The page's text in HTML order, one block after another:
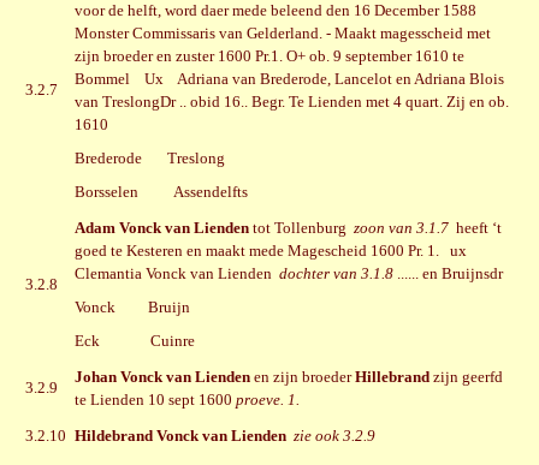
3.2.7
voor de helft, word daer mede beleend den 16 December 1588
Monster Commissaris van Gelderland. - Maakt magesscheid met
zijn broeder en zuster 1600 Pr.1. O+ ob. 9 september 1610 te
Bommel Ux Adriana van Brederode, Lancelot en Adriana Blois
van TreslongDr .. obid 16.. Begr. Te Lienden met 4 quart. Zij en ob.
1610
Brederode Treslong
Borsselen Assendelfts
3.2.8
Adam Vonck van Lienden tot Tollenburg zoon van 3.1.7 heeft ‘t
goed te Kesteren en maakt mede Magescheid 1600 Pr. 1. ux
Clemantia Vonck van Lienden dochter van 3.1.8 ...... en Bruijnsdr
Vonck Bruijn
Eck Cuinre
3.2.9
Johan Vonck van Lienden en zijn broederHillebrand zijn geerfd
te Lienden 10 sept 1600 proeve. 1.
3.2.10 Hildebrand Vonck van Lienden zie ook 3.2.9